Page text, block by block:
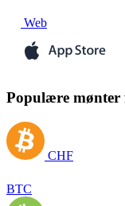
Web
Populære mønter
CHF
BTC